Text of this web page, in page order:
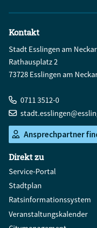
Kontakt
Stadt Esslingen am Neckar
Rathausplatz 2
73728 Esslingen am
0711 3512-0
Ansprechpartner
Direkt zu
Service-Portal
Stadtplan
Ratsinformationssystem
Veranstaltungskalender